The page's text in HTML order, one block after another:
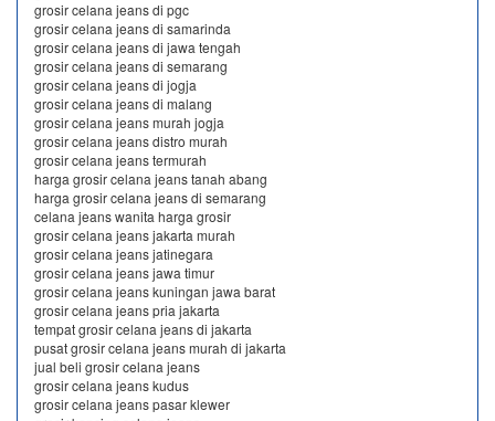
grosir celana jeans di pgc
grosir celana jeans di samarinda
grosir celana jeans di jawa tengah
grosir celana jeans di semarang
grosir celana jeans di jogja
grosir celana jeans di malang
grosir celana jeans murah jogja
grosir celana jeans distro murah
grosir celana jeans termurah
harga grosir celana jeans tanah abang
harga grosir celana jeans di semarang
celana jeans wanita harga grosir
grosir celana jeans jakarta murah
grosir celana jeans jatinegara
grosir celana jeans jawa timur
grosir celana jeans kuningan jawa barat
grosir celana jeans pria jakarta
tempat grosir celana jeans di jakarta
pusat grosir celana jeans murah di jakarta
jual beli grosir celana jeans
grosir celana jeans kudus
grosir celana jeans pasar klewer